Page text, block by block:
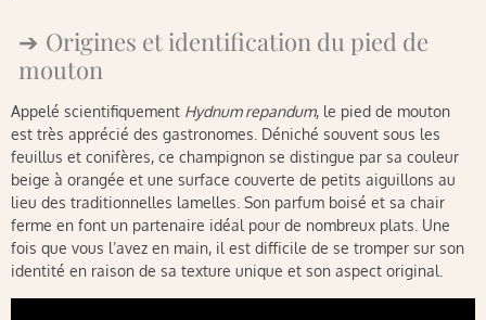
Origines et identification du pied de
mouton
Appelé scientifiquement Hydnum repandum, le pied de mouton
est très apprécié des gastronomes. Déniché souvent sous les
feuillus et conifères, ce champignon se distingue par sa couleur
beige à orangée et une surface couverte de petits aiguillons au
lieu des traditionnelles lamelles. Son parfum boisé et sa chair
ferme en font un partenaire idéal pour de nombreux plats. Une
fois que vous l’avez en main, il est difficile de se tromper sur son
identité en raison de sa texture unique et son aspect original.